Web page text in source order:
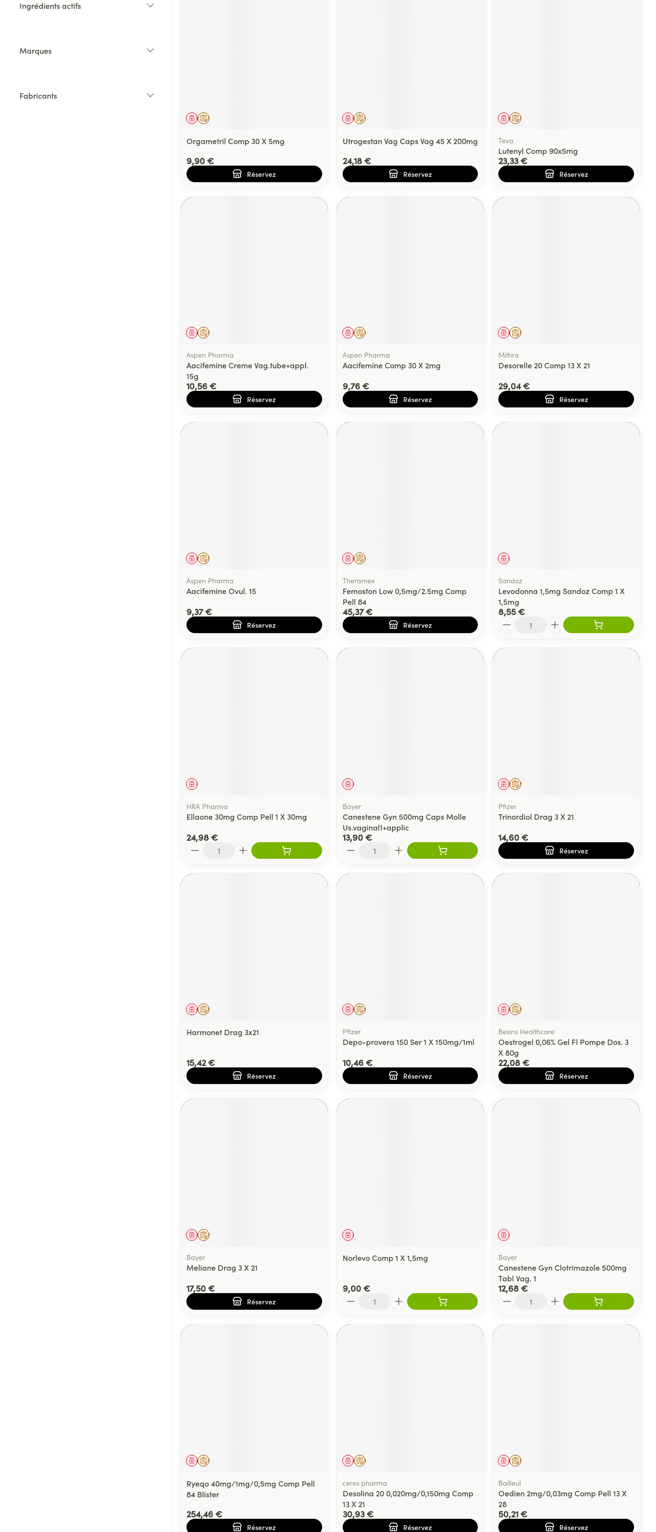
Ingrédients actifs
Marques
Fabricants
Sur prescription
Médicament
Orgametril Comp 30 X 5mg
9,90 €
Réservez
Sur prescription
Médicament
Utrogestan Vag Caps Vag 45 X 200mg
24,18 €
Réservez
Sur prescription
Médicament
Teva
Lutenyl Comp 90x5mg
23,33 €
Réservez
Sur prescription
Médicament
Aspen Pharma
Aacifemine Creme Vag.tube+appl.
15g
10,56 €
Réservez
Sur prescription
Médicament
Aspen Pharma
Aacifemine Comp 30 X 2mg
9,76 €
Réservez
Sur prescription
Médicament
Mithra
Desorelle 20 Comp 13 X 21
29,04 €
Réservez
Sur prescription
Médicament
Aspen Pharma
Aacifemine Ovul. 15
9,37 €
Réservez
Sur prescription
Médicament
Theramex
Femoston Low 0,5mg/2.5mg Comp
Pell 84
45,37 €
Réservez
Médicament
Sandoz
Levodonna 1,5mg Sandoz Comp 1 X
1,5mg
8,55 €
Médicament
HRA Pharma
Ellaone 30mg Comp Pell 1 X 30mg
24,98 €
Médicament
Bayer
Canestene Gyn 500mg Caps Molle
Us.vaginal1+applic
13,90 €
Sur prescription
Médicament
Pfizer
Trinordiol Drag 3 X 21
14,60 €
Réservez
Sur prescription
Médicament
Harmonet Drag 3x21
15,42 €
Réservez
Sur prescription
Médicament
Pfizer
Depo-provera 150 Ser 1 X 150mg/1ml
10,46 €
Réservez
Sur prescription
Médicament
Besins Healthcare
Oestrogel 0,06% Gel Fl Pompe Dos. 3
X 80g
22,08 €
Réservez
Sur prescription
Médicament
Bayer
Meliane Drag 3 X 21
17,50 €
Réservez
Médicament
Norlevo Comp 1 X 1,5mg
9,00 €
Médicament
Bayer
Canestene Gyn Clotrimazole 500mg
Tabl Vag. 1
12,68 €
Sur prescription
Médicament
Ryeqo 40mg/1mg/0,5mg Comp Pell
84 Blister
254,46 €
Réservez
Sur prescription
Médicament
ceres pharma
Desolina 20 0,020mg/0,150mg Comp
13 X 21
30,93 €
Réservez
Sur prescription
Médicament
Bailleul
Oedien 2mg/0,03mg Comp Pell 13 X
28
50,21 €
Réservez